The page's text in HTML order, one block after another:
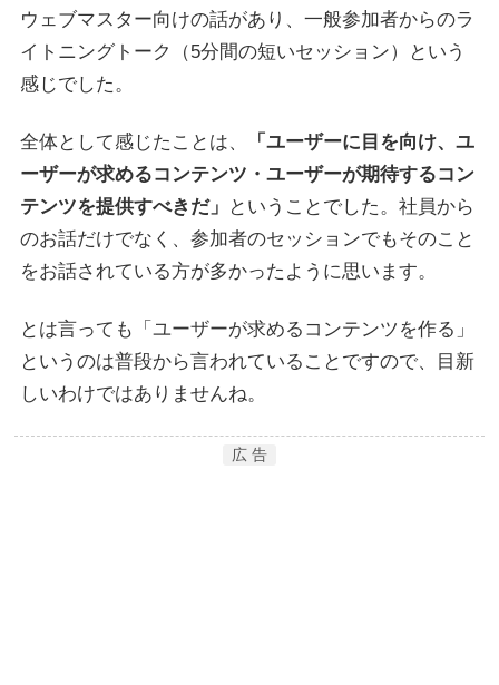
ウェブマスター向けの話があり、一般参加者からのラ
イトニングトーク（5分間の短いセッション）という
感じでした。
全体として感じたことは、
「ユーザーに目を向け、ユ
ーザーが求めるコンテンツ・ユーザーが期待するコン
テンツを提供すべきだ」
ということでした。社員から
のお話だけでなく、参加者のセッションでもそのこと
をお話されている方が多かったように思います。
とは言っても「ユーザーが求めるコンテンツを作る」
というのは普段から言われていることですので、目新
しいわけではありませんね。
広 告